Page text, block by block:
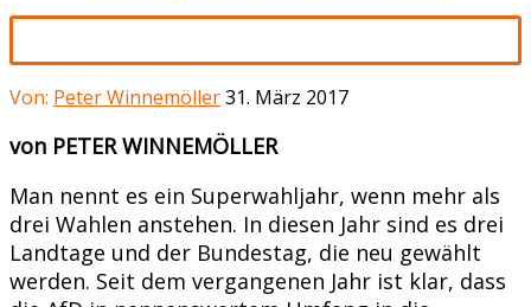
Von: Peter Winnemöller31. März 2017
von PETER WINNEMÖLLER
Man nennt es ein Superwahljahr, wenn mehr als
drei Wahlen anstehen. In diesen Jahr sind es drei
Landtage und der Bundestag, die neu gewählt
werden. Seit dem vergangenen Jahr ist klar, dass